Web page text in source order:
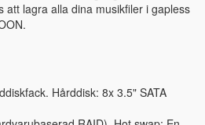
att lagra alla dina musikfiler i gapless
Hårddisk: 8x 3.5" SATA